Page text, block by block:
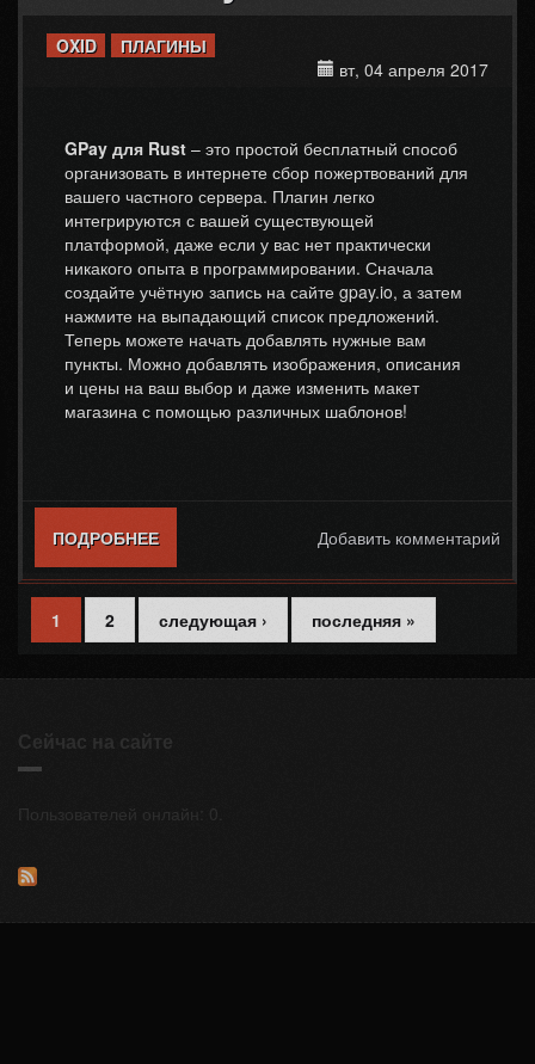
OXID
ПЛАГИНЫ
вт, 04 апреля 2017
GPay для Rust – это простой бесплатный способ
организовать в интернете сбор пожертвований для
вашего частного сервера. Плагин легко
интегрируются с вашей существующей
платформой, даже если у вас нет практически
никакого опыта в программировании. Сначала
создайте учётную запись на сайте gpay.io, а затем
нажмите на выпадающий список предложений.
Теперь можете начать добавлять нужные вам
пункты. Можно добавлять изображения, описания
и цены на ваш выбор и даже изменить макет
магазина с помощью различных шаблонов!
ПОДРОБНЕЕО ПЛАГИН GPAY AUTO DONATION SYSTEM
Добавить комментарий
Страницы
1 2 следующая › последняя »
Сейчас на сайте
Пользователей онлайн: 0.